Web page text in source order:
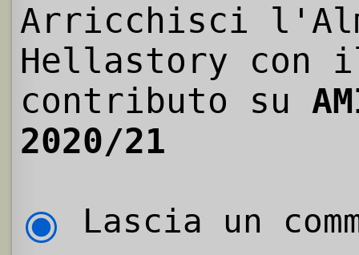
Arricchisci
Hellastory con
contributo su
2020/21
Lascia un